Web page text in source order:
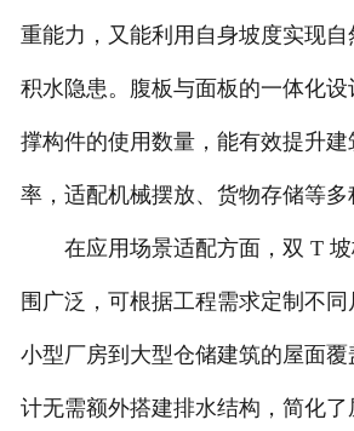
重能力，又能利用自身坡度实现
积水隐患。腹板与面板的一体化
撑构件的使用数量，能有效提升建
率，适配机械摆放、货物存储等多
在应用场景适配方面，双 T 坡
围广泛，可根据工程需求定制不
小型厂房到大型仓储建筑的屋面
计无需额外搭建排水结构，简化了